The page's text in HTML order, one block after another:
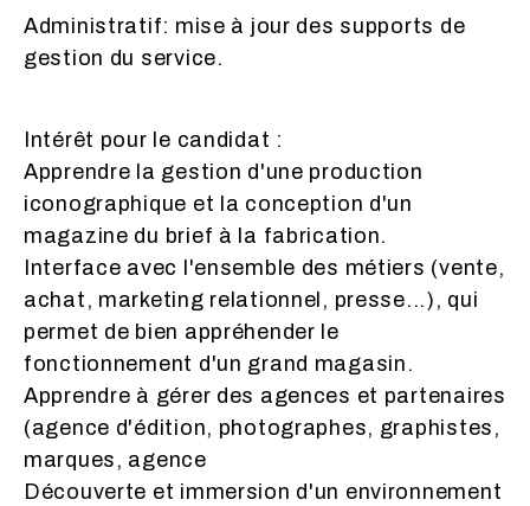
Administratif: mise à jour des supports de
gestion du service.
Intérêt pour le candidat :
Apprendre la gestion d'une production
iconographique et la conception d'un
magazine du brief à la fabrication.
Interface avec l'ensemble des métiers (vente,
achat, marketing relationnel, presse...), qui
permet de bien appréhender le
fonctionnement d'un grand magasin.
Apprendre à gérer des agences et partenaires
(agence d'édition, photographes, graphistes,
marques, agence
Découverte et immersion d'un environnement